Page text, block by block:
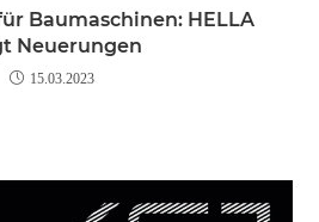
Baumaschinen: HELLA
Neuerungen
15.03.2023